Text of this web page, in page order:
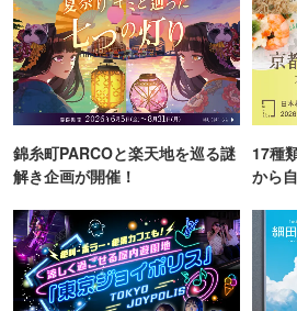
錦糸町PARCOと楽天地を巡る謎
解き企画が開催！
17種
から